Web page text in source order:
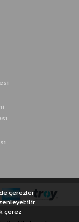
çerezler
çerez